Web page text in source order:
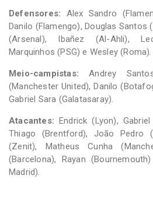
Defensores: Alex Sandro
Danilo (Flamengo), Douglas Santos
(Arsenal), Ibañez (Al-Ahli),
Marquinhos (PSG) e Wesley (Roma).
Meio-campistas: Andrey
(Manchester United), Danilo
Gabriel Sara (Galatasaray).
Atacantes: Endrick (Lyon),
Thiago (Brentford), João Pedro
(Zenit), Matheus Cunha
(Barcelona), Rayan
Madrid).